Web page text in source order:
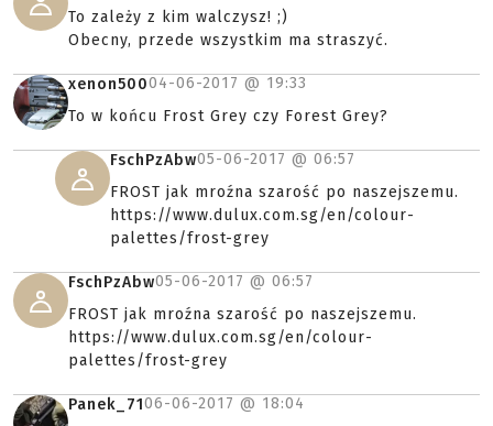
To zależy z kim walczysz! ;)
Obecny, przede wszystkim ma straszyć.
xenon50004-06-2017 @ 19:33
To w końcu Frost Grey czy Forest Grey?
FschPzAbw05-06-2017 @ 06:57
FROST jak mroźna szarość po naszejszemu.
https://www.dulux.com.sg/en/colour-
palettes/frost-grey
FschPzAbw05-06-2017 @ 06:57
FROST jak mroźna szarość po naszejszemu.
https://www.dulux.com.sg/en/colour-
palettes/frost-grey
Panek_7106-06-2017 @ 18:04